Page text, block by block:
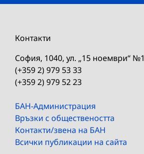
Контакти
София, 1040, ул. „15 ноември“ №1
(+359 2) 979 53 33
(+359 2) 979 52 23
БАН-Администрация
Връзки с обществеността
Контакти/звена на БАН
Всички публикации на сайта